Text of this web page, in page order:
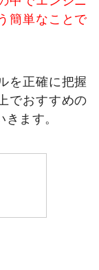
簡単なことで
を正確に把握
でおすすめの
ます。